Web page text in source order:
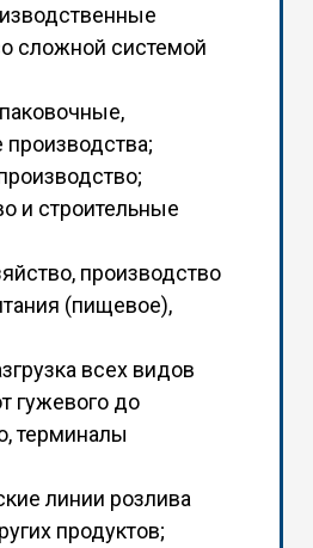
сложной системой
и строительные
производство
(пищевое),
всех видов
гужевого до
терминалы
линии розлива
продуктов;